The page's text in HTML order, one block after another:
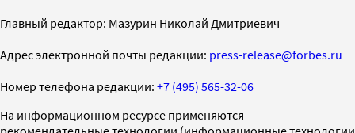
Главный редактор: Мазурин Николай Дмитриевич
Адрес электронной почты редакции: press-release@forbes.ru
Номер телефона редакции: +7 (495) 565-32-06
На информационном ресурсе применяются